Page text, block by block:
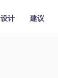
设计 建议